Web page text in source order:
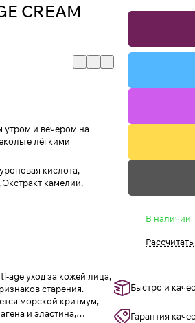
CREAM
утром и вечером на
лёгкими
кислота,
камелии,
age уход за кожей лица,
старения.
морской критмум,
и эластина,
В наличии
Быстро и
Гарантия